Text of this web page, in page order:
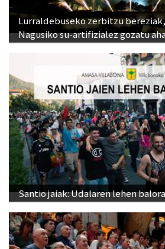
Lurraldebuseko zerbitzu
Nagusiko su-artifizialez gozatu
Santio jaiak: Udalaren lehen